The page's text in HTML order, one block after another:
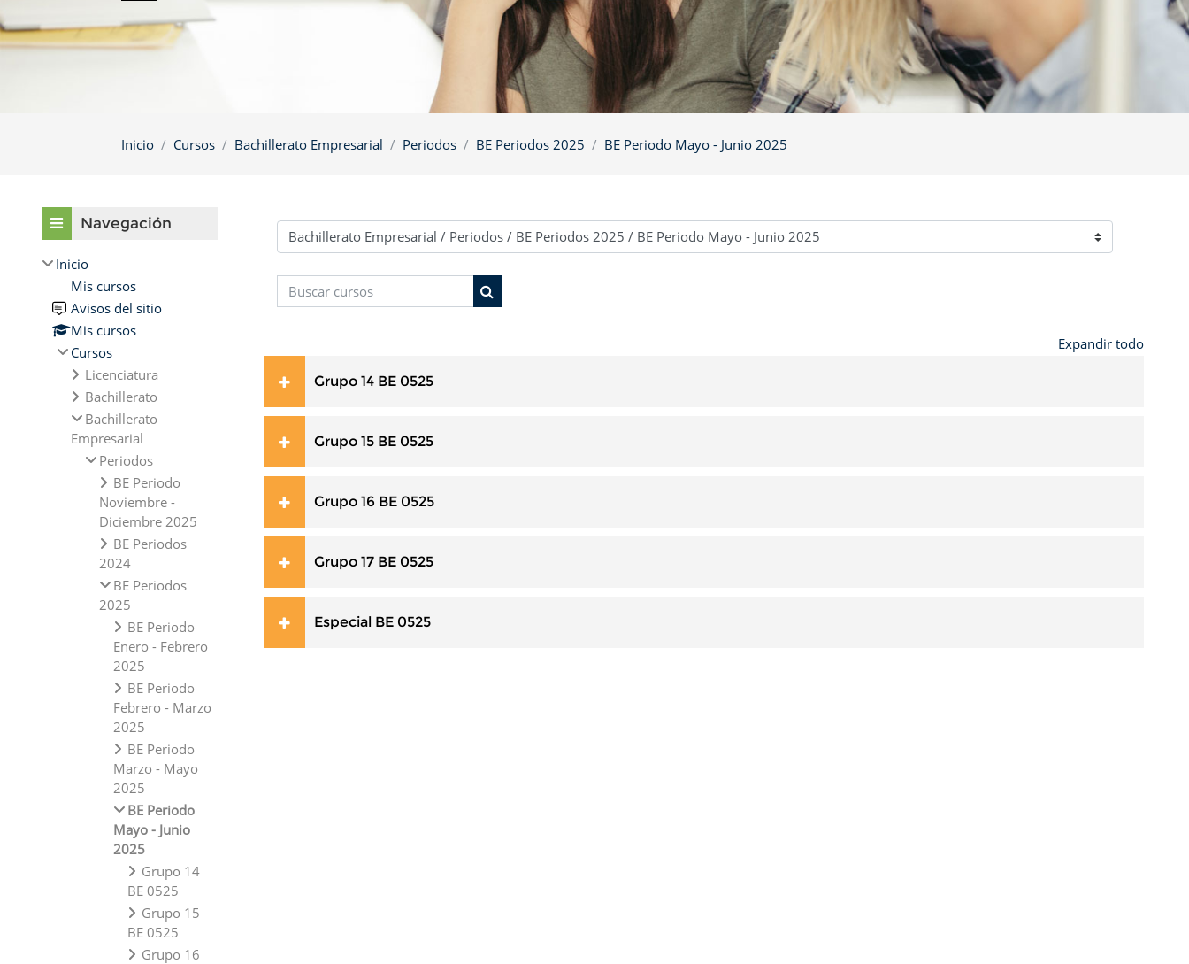
Inicio Cursos Bachillerato Empresarial Periodos BE Periodos 2025 BE Periodo Mayo - Junio 2025
Categorías
Buscar cursos
Buscar cursos
Expandir todo
Grupo 14 BE 0525
Grupo 15 BE 0525
Grupo 16 BE 0525
Grupo 17 BE 0525
Especial BE 0525
Navegación
Inicio
Mis cursos
Avisos del sitio
Mis cursos
Cursos
Licenciatura
Bachillerato
Bachillerato
Empresarial
Periodos
BE Periodo
Noviembre -
Diciembre 2025
BE Periodos
2024
BE Periodos
2025
BE Periodo
Enero - Febrero
2025
BE Periodo
Febrero - Marzo
2025
BE Periodo
Marzo - Mayo
2025
BE Periodo
Mayo - Junio
2025
Grupo 14
BE 0525
Grupo 15
BE 0525
Grupo 16